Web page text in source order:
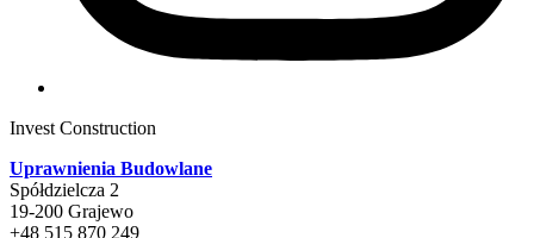
Invest Construction
Uprawnienia Budowlane
Spółdzielcza 2
19-200 Grajewo
+48 515 870 249